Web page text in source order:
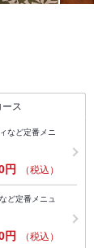
ース
など定番メニ
円 （税込）
ど定番メニュ
円 （税込）